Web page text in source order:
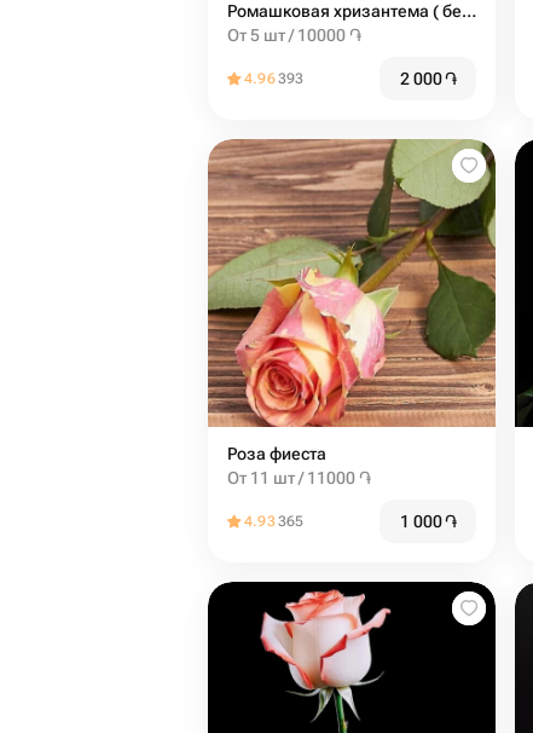
Ромашковая хризантема ( белая )
От 5 шт / 10000 ֏
4.96393 2 000֏
Роза фиеста
От 11 шт / 11000 ֏
4.93365 1 000֏